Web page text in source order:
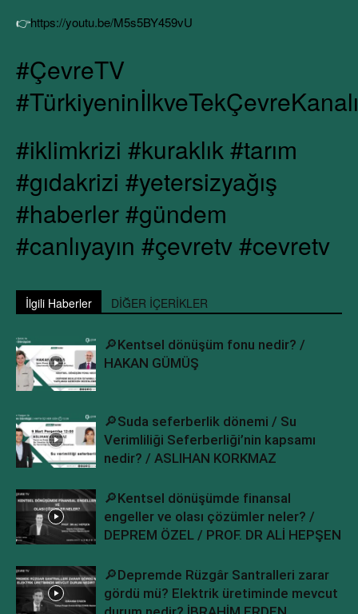
👉https://youtu.be/M5s5BY459vU
#ÇevreTV
#TürkiyeninİlkveTekÇevreKanalı
#iklimkrizi #kuraklık #tarım
#gıdakrizi #yetersizyağış
#haberler #gündem
#canlıyayın #çevretv #cevretv
İlgili Haberler DİĞER İÇERİKLER
🔎Kentsel dönüşüm fonu nedir? /
HAKAN GÜMÜŞ
🔎Suda seferberlik dönemi / Su
Verimliliği Seferberliği’nin kapsamı
nedir? / ASLIHAN KORKMAZ
🔎Kentsel dönüşümde finansal
engeller ve olası çözümler neler? /
DEPREM ÖZEL / PROF. DR ALİ HEPŞEN
🔎Depremde Rüzgâr Santralleri zarar
gördü mü? Elektrik üretiminde mevcut